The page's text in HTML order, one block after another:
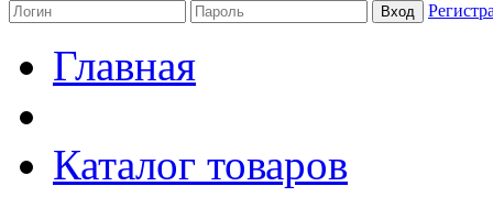
Главная
Каталог товаров